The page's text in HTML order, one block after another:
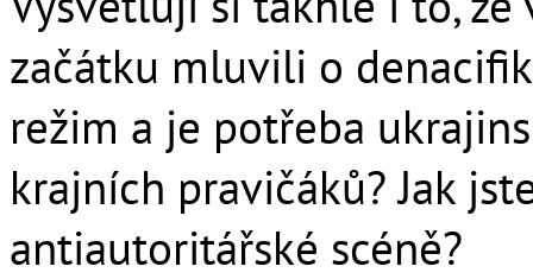
začátku mluvili o
režim a je potřeba
krajních pravičáků? Jak
antiautoritářské scéně?